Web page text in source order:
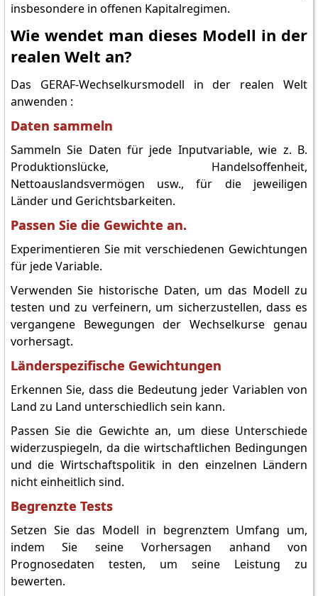
insbesondere in offenen Kapitalregimen.
Wie wendet man dieses Modell in der
realen Welt an?
Das GERAF-Wechselkursmodell in der realen Welt
anwenden :
Daten sammeln
Sammeln Sie Daten für jede Inputvariable, wie z. B.
Produktionslücke, Handelsoffenheit,
Nettoauslandsvermögen usw., für die jeweiligen
Länder und Gerichtsbarkeiten.
Passen Sie die Gewichte an.
Experimentieren Sie mit verschiedenen Gewichtungen
für jede Variable.
Verwenden Sie historische Daten, um das Modell zu
testen und zu verfeinern, um sicherzustellen, dass es
vergangene Bewegungen der Wechselkurse genau
vorhersagt.
Länderspezifische Gewichtungen
Erkennen Sie, dass die Bedeutung jeder Variablen von
Land zu Land unterschiedlich sein kann.
Passen Sie die Gewichte an, um diese Unterschiede
widerzuspiegeln, da die wirtschaftlichen Bedingungen
und die Wirtschaftspolitik in den einzelnen Ländern
nicht einheitlich sind.
Begrenzte Tests
Setzen Sie das Modell in begrenztem Umfang um,
indem Sie seine Vorhersagen anhand von
Prognosedaten testen, um seine Leistung zu
bewerten.